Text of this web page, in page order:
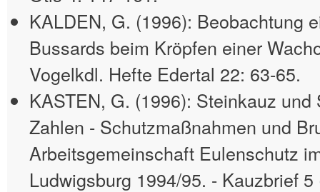
KALDEN, G. (1996): Beobachtung
Bussards beim Kröpfen einer
Vogelkdl. Hefte Edertal 22: 63-65.
KASTEN, G. (1996): Steinkauz
Zahlen - Schutzmaßnahmen und
Arbeitsgemeinschaft Eulenschutz
Ludwigsburg 1994/95. - Kauzbrief 5